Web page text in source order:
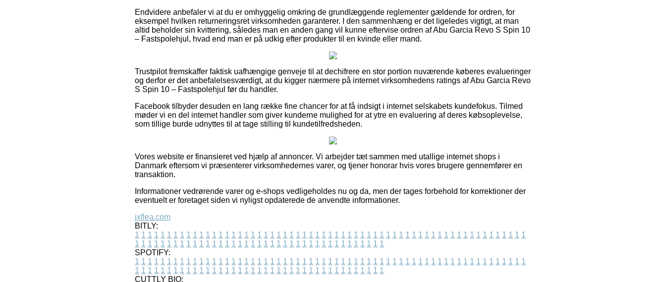
Endvidere anbefaler vi at du er omhyggelig omkring de grundlæggende reglementer gældende for ordren, for
eksempel hvilken returneringsret virksomheden garanterer. I den sammenhæng er det ligeledes vigtigt, at man
altid beholder sin kvittering, således man en anden gang vil kunne eftervise ordren af Abu Garcia Revo S Spin 10
– Fastspolehjul, hvad end man er på udkig efter produkter til en kvinde eller mand.
Trustpilot fremskaffer faktisk uafhængige genveje til at dechifrere en stor portion nuværende køberes evalueringer
og derfor er det anbefalelsesværdigt, at du kigger nærmere på internet virksomhedens ratings af Abu Garcia Revo
S Spin 10 – Fastspolehjul før du handler.
Facebook tilbyder desuden en lang række fine chancer for at få indsigt i internet selskabets kundefokus. Tilmed
møder vi en del internet handler som giver kunderne mulighed for at ytre en evaluering af deres købsoplevelse,
som tillige burde udnyttes til at tage stilling til kundetilfredsheden.
Vores website er finansieret ved hjælp af annoncer. Vi arbejder tæt sammen med utallige internet shops i
Danmark eftersom vi præsenterer virksomhedernes varer, og tjener honorar hvis vores brugere gennemfører en
transaktion.
Informationer vedrørende varer og e-shops vedligeholdes nu og da, men der tages forbehold for korrektioner der
eventuelt er foretaget siden vi nyligst opdaterede de anvendte informationer.
jxflea.com
BITLY:
1 1 1 1 1 1 1 1 1 1 1 1 1 1 1 1 1 1 1 1 1 1 1 1 1 1 1 1 1 1 1 1 1 1 1 1 1 1 1 1 1 1 1 1 1 1 1 1 1 1 1 1 1 1 1 1 1 1 1 1 1
1 1 1 1 1 1 1 1 1 1 1 1 1 1 1 1 1 1 1 1 1 1 1 1 1 1 1 1 1 1 1 1 1 1 1 1 1 1 1
SPOTIFY:
1 1 1 1 1 1 1 1 1 1 1 1 1 1 1 1 1 1 1 1 1 1 1 1 1 1 1 1 1 1 1 1 1 1 1 1 1 1 1 1 1 1 1 1 1 1 1 1 1 1 1 1 1 1 1 1 1 1 1 1 1
1 1 1 1 1 1 1 1 1 1 1 1 1 1 1 1 1 1 1 1 1 1 1 1 1 1 1 1 1 1 1 1 1 1 1 1 1 1 1
CUTTLY BIO: